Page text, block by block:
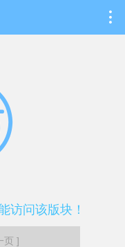
访问该版块！
页 ]